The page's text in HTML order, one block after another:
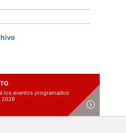
los eventos programados
2026